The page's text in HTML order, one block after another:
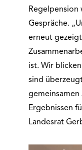
Regelpension
Gespräche.
erneut
ist. Wir
sind
Ergebnissen
Landesrat